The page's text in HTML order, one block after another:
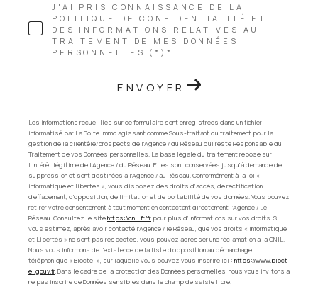
J'AI PRIS CONNAISSANCE DE LA
POLITIQUE DE CONFIDENTIALITÉ ET
DES INFORMATIONS RELATIVES AU
TRAITEMENT DE MES DONNÉES
PERSONNELLES (*)*
ENVOYER
Les informations recueillies sur ce formulaire sont enregistrées dans un fichier
informatisé par La Boite Immo agissant comme Sous-traitant du traitement pour la
gestion de la clientèle/prospects de l'Agence / du Réseau qui reste Responsable du
Traitement de vos Données personnelles. La base légale du traitement repose sur
l'intérêt légitime de l'Agence / du Réseau. Elles sont conservées jusqu'à demande de
suppression et sont destinées à l'Agence / au Réseau. Conformément à la loi «
informatique et libertés », vous disposez des droits d’accès, de rectification,
d’effacement, d’opposition, de limitation et de portabilité de vos données. Vous pouvez
retirer votre consentement à tout moment en contactant directement l’Agence / Le
Réseau. Consultez le sitehttps://cnil.fr/fr pour plus d’informations sur vos droits. Si
vous estimez, après avoir contacté l'Agence / le Réseau, que vos droits « Informatique
et Libertés » ne sont pas respectés, vous pouvez adresser une réclamation à la CNIL.
Nous vous informons de l’existence de la liste d'opposition au démarchage
téléphonique « Bloctel », sur laquelle vous pouvez vous inscrire ici : https://www.bloct
el.gouv.fr. Dans le cadre de la protection des Données personnelles, nous vous invitons à
ne pas inscrire de Données sensibles dans le champ de saisie libre.